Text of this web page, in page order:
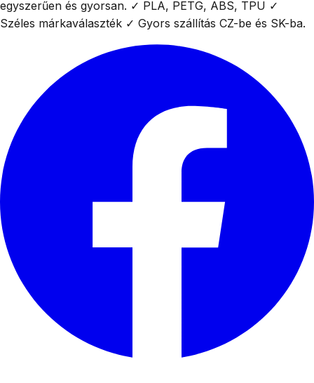
egyszerűen és gyorsan. ✓ PLA, PETG, ABS, TPU ✓
Széles márkaválaszték ✓ Gyors szállítás CZ-be és SK-ba.